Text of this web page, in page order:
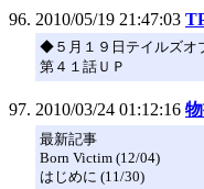
2010/05/19 21:47:03
◆５月１９日テイルズオ
第４１話ＵＰ
2010/03/24 01:12:16
最新記事
Born Victim (12/04)
はじめに (11/30)